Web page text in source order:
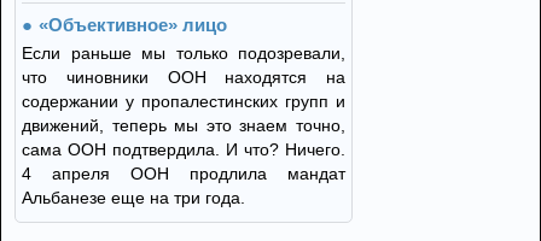
«Объективное» лицо
Если раньше мы только подозревали,
что чиновники ООН находятся на
содержании у пропалестинских групп и
движений, теперь мы это знаем точно,
сама ООН подтвердила. И что? Ничего.
4 апреля ООН продлила мандат
Альбанезе еще на три года.